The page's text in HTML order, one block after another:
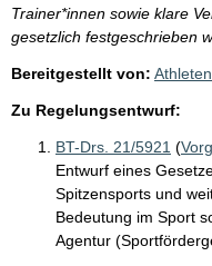
Trainer*innen sowie klare
gesetzlich festgeschrieben
Bereitgestellt von:
Zu Regelungsentwurf:
BT-Drs. 21/5921 (
Entwurf eines
Spitzensports und
Bedeutung im Sport
Agentur